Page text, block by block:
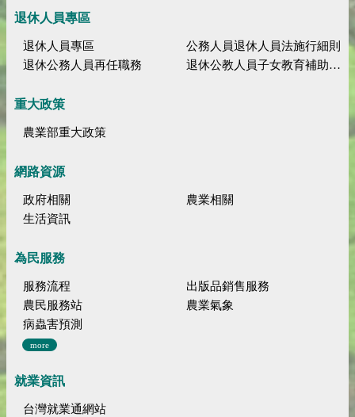
退休人員專區
退休人員專區
公務人員退休人員法施行細則
退休公務人員再任職務
退休公教人員子女教育補助規定
重大政策
農業部重大政策
網路資源
政府相關
農業相關
生活資訊
為民服務
服務流程
出版品銷售服務
農民服務站
農業氣象
病蟲害預測
more
就業資訊
台灣就業通網站